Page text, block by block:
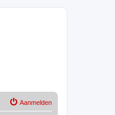
Aanmelden